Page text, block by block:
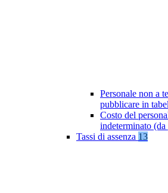
Personale non a
pubblicare in
Costo del
indeterminato
Tassi di assenza 13